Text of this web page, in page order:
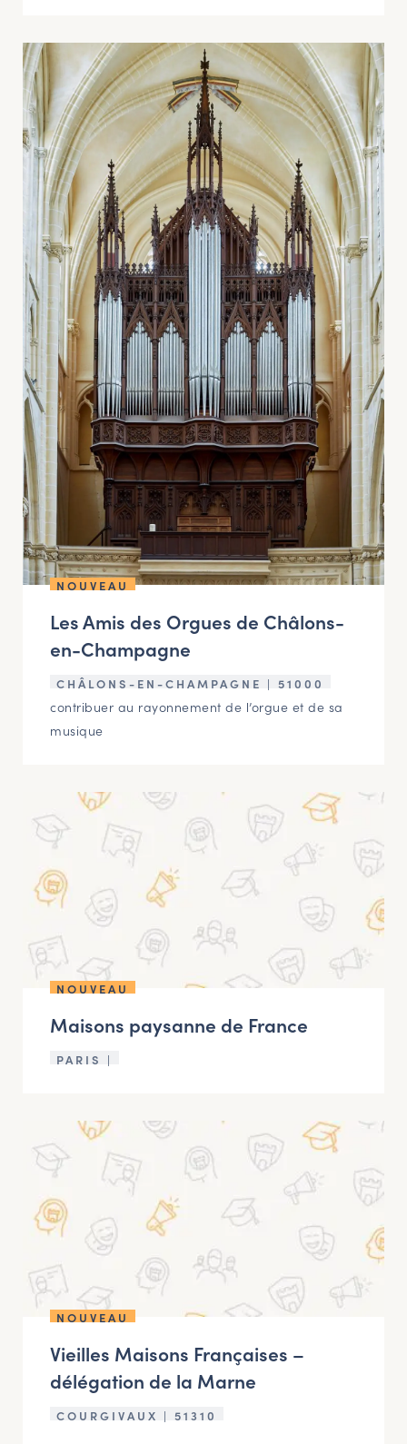
NOUVEAU
Les Amis des Orgues de Châlons-
en-Champagne
CHÂLONS-EN-CHAMPAGNE | 51000
contribuer au rayonnement de l’orgue et de sa
musique
NOUVEAU
Maisons paysanne de France
PARIS |
NOUVEAU
Vieilles Maisons Françaises –
délégation de la Marne
COURGIVAUX | 51310